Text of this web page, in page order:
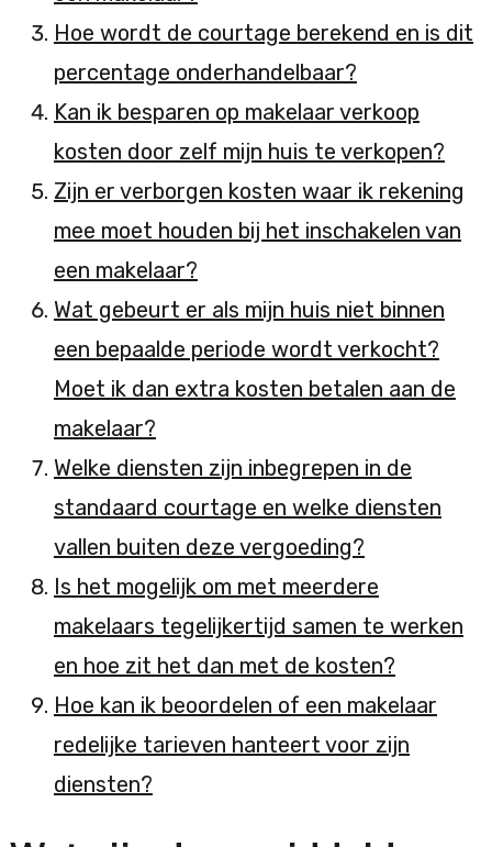
Hoe wordt de courtage berekend en is dit
percentage onderhandelbaar?
Kan ik besparen op makelaar verkoop
kosten door zelf mijn huis te verkopen?
Zijn er verborgen kosten waar ik rekening
mee moet houden bij het inschakelen van
een makelaar?
Wat gebeurt er als mijn huis niet binnen
een bepaalde periode wordt verkocht?
Moet ik dan extra kosten betalen aan de
makelaar?
Welke diensten zijn inbegrepen in de
standaard courtage en welke diensten
vallen buiten deze vergoeding?
Is het mogelijk om met meerdere
makelaars tegelijkertijd samen te werken
en hoe zit het dan met de kosten?
Hoe kan ik beoordelen of een makelaar
redelijke tarieven hanteert voor zijn
diensten?